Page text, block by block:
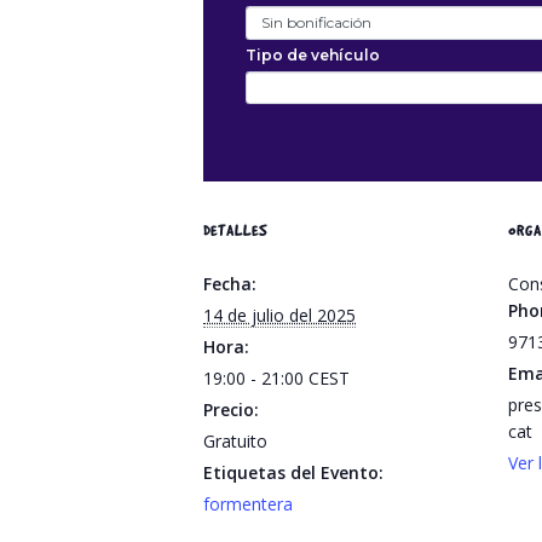
DETALLES
Fecha:
14 de julio del 2025
Hora:
19:00 - 21:00 CEST
Precio:
Gratuito
Etiquetas del Evento:
formentera
cat
Ver